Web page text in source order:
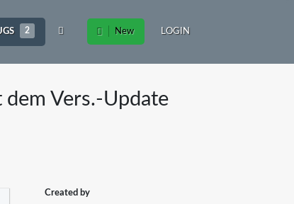
2 New LOGIN
dem Vers.-Update
Created by